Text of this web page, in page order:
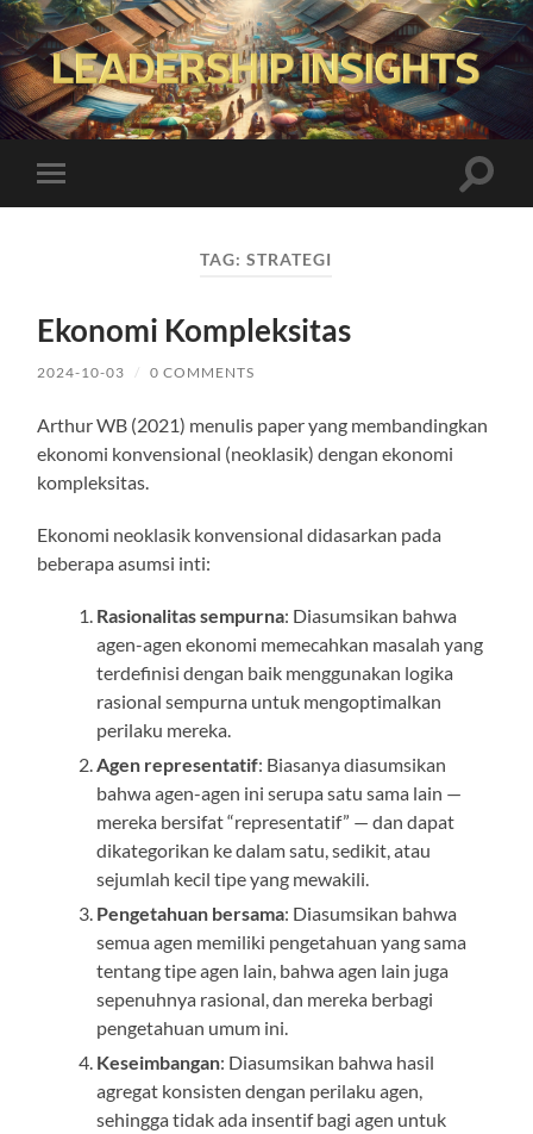
Leadership
Insights
mobile
Toggle
TAG:STRATEGI
Ekonomi Kompleksitas
2024-10-03 / 0 COMMENTS
Arthur WB (2021) menulis paper yang membandingkan
ekonomi konvensional (neoklasik) dengan ekonomi
kompleksitas.
Ekonomi neoklasik konvensional didasarkan pada
beberapa asumsi inti:
Rasionalitas sempurna: Diasumsikan bahwa
agen-agen ekonomi memecahkan masalah yang
terdefinisi dengan baik menggunakan logika
rasional sempurna untuk mengoptimalkan
perilaku mereka.
Agen representatif: Biasanya diasumsikan
bahwa agen-agen ini serupa satu sama lain —
mereka bersifat “representatif” — dan dapat
dikategorikan ke dalam satu, sedikit, atau
sejumlah kecil tipe yang mewakili.
Pengetahuan bersama: Diasumsikan bahwa
semua agen memiliki pengetahuan yang sama
tentang tipe agen lain, bahwa agen lain juga
sepenuhnya rasional, dan mereka berbagi
pengetahuan umum ini.
Keseimbangan: Diasumsikan bahwa hasil
agregat konsisten dengan perilaku agen,
sehingga tidak ada insentif bagi agen untuk